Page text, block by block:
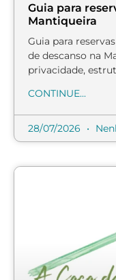
Guia para
Mantiqueira
Guia para
de descanso na
privacidade,
CONTINUE...
28/07/2026